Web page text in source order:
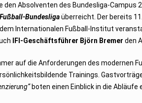
den Absolventen des Bundesliga-Campus
Bundesligaüberreicht. Der bereits
Internationalen Fußball-Institut
IFI-Geschäftsführer Björn Bremer den
auf die Anforderungen des modernen
Trainings.
boten einen Einblick in die Abläufe